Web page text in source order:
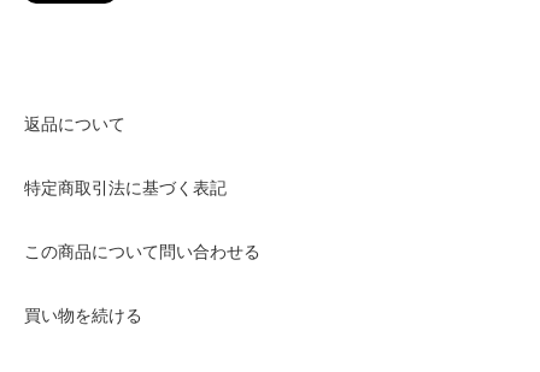
返品について
特定商取引法に基づく表記
この商品について問い合わせる
買い物を続ける